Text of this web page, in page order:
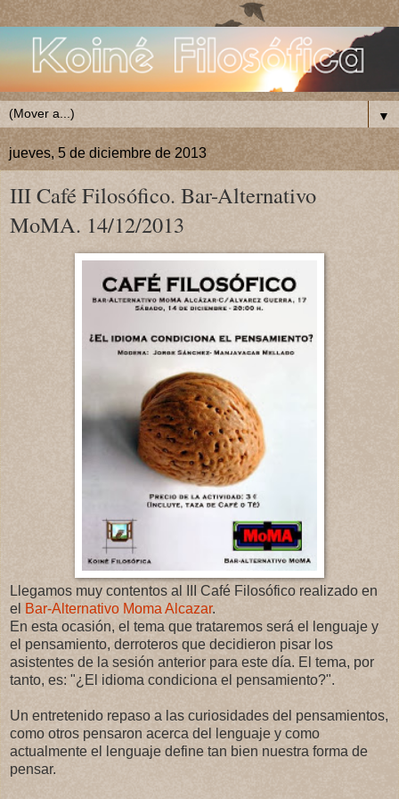
▼
jueves, 5 de diciembre de 2013
III Café Filosófico. Bar-Alternativo
MoMA. 14/12/2013
Llegamos muy contentos al III Café Filosófico realizado en
el Bar-Alternativo Moma Alcazar.
En esta ocasión, el tema que trataremos será el lenguaje y
el pensamiento, derroteros que decidieron pisar los
asistentes de la sesión anterior para este día. El tema, por
tanto, es: "¿El idioma condiciona el pensamiento?".
Un entretenido repaso a las curiosidades del pensamientos,
como otros pensaron acerca del lenguaje y como
actualmente el lenguaje define tan bien nuestra forma de
pensar.